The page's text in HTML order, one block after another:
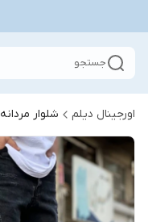
جستجو
اورجینال دیلم شلوار مردانه